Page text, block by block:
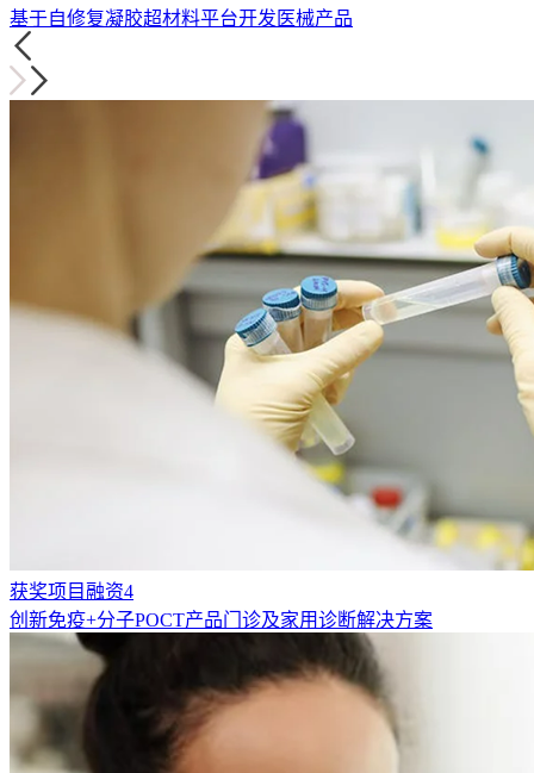
基于自修复凝胶超材料平台开发医械产品
获奖项目融资4
创新免疫+分子POCT产品门诊及家用诊断解决方案